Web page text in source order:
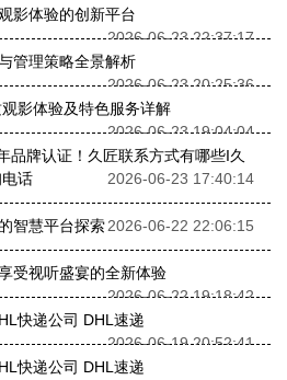
影体验的创新平台
2026-06-23 22:37:17
管理策略全景解析
2026-06-23 20:25:36
影体验及特色服务详解
2026-06-23 19:04:04
品牌认证！久匠联系方式有哪些I久
话
2026-06-23 17:40:14
智慧平台探索2026-06-22 22:06:15
受视听盛宴的全新体验
2026-06-22 19:18:42
快递公司 DHL速递
2026-06-19 20:52:41
快递公司 DHL速递